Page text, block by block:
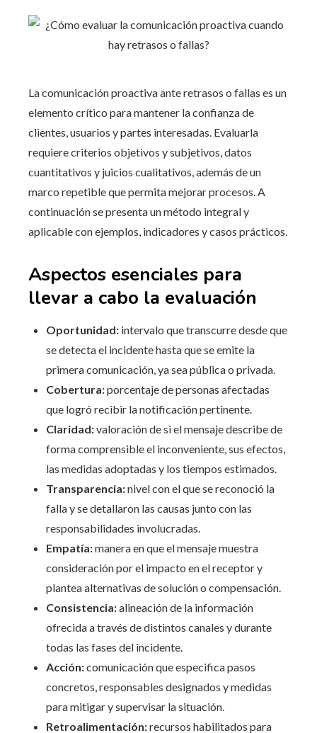
La comunicación proactiva ante retrasos o fallas es un
elemento crítico para mantener la confianza de
clientes, usuarios y partes interesadas. Evaluarla
requiere criterios objetivos y subjetivos, datos
cuantitativos y juicios cualitativos, además de un
marco repetible que permita mejorar procesos. A
continuación se presenta un método integral y
aplicable con ejemplos, indicadores y casos prácticos.
Aspectos esenciales para
llevar a cabo la evaluación
Oportunidad: intervalo que transcurre desde que
se detecta el incidente hasta que se emite la
primera comunicación, ya sea pública o privada.
Cobertura:porcentaje de personas afectadas
que logró recibir la notificación pertinente.
Claridad:valoración de si el mensaje describe de
forma comprensible el inconveniente, sus efectos,
las medidas adoptadas y los tiempos estimados.
Transparencia:nivel con el que se reconoció la
falla y se detallaron las causas junto con las
responsabilidades involucradas.
Empatía:manera en que el mensaje muestra
consideración por el impacto en el receptor y
plantea alternativas de solución o compensación.
Consistencia:alineación de la información
ofrecida a través de distintos canales y durante
todas las fases del incidente.
Acción:comunicación que especifica pasos
concretos, responsables designados y medidas
para mitigar y supervisar la situación.
Retroalimentación:recursos habilitados para